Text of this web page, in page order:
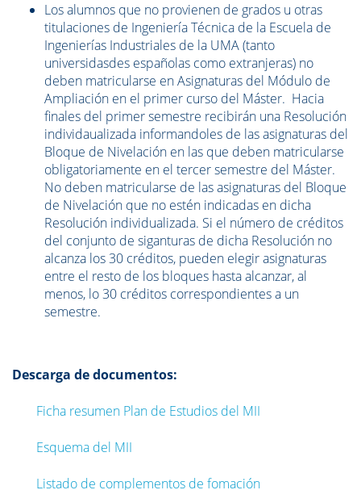
Los alumnos que no provienen de grados u otras
titulaciones de Ingeniería Técnica de la Escuela de
Ingenierías Industriales de la UMA (tanto
universidasdes españolas como extranjeras) no
deben matricularse en Asignaturas del Módulo de
Ampliación en el primer curso del Máster. Hacia
finales del primer semestre recibirán una Resolución
individaualizada informandoles de las asignaturas del
Bloque de Nivelación en las que deben matricularse
obligatoriamente en el tercer semestre del Máster.
No deben matricularse de las asignaturas del Bloque
de Nivelación que no estén indicadas en dicha
Resolución individualizada. Si el número de créditos
del conjunto de siganturas de dicha Resolución no
alcanza los 30 créditos, pueden elegir asignaturas
entre el resto de los bloques hasta alcanzar, al
menos, lo 30 créditos correspondientes a un
semestre.
Descarga de documentos:
Ficha resumen Plan de Estudios del MII
Esquema del MII
Listado de complementos de fomación